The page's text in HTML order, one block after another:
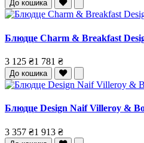
До кошика
Блюдце Charm & Breakfast
3 125 ₴1 781 ₴
До кошика
Блюдце Design Naif Villeroy &
3 357 ₴1 913 ₴